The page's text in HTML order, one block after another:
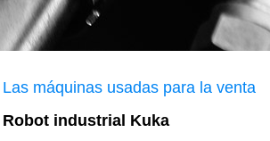
Las máquinas usadas para la venta
Robot industrial Kuka